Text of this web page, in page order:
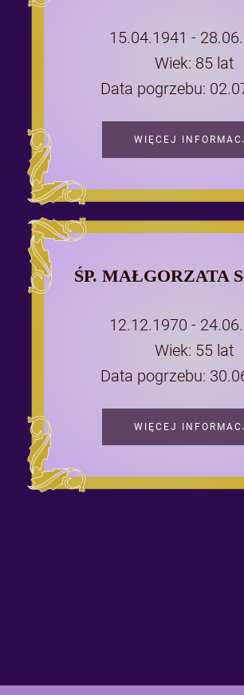
15.04.1941 -
Wiek: 85 lat
Data pogrzebu:
WIĘCEJ
ŚP. MAŁGORZATA
12.12.1970 -
Wiek: 55 lat
Data pogrzebu:
WIĘCEJ